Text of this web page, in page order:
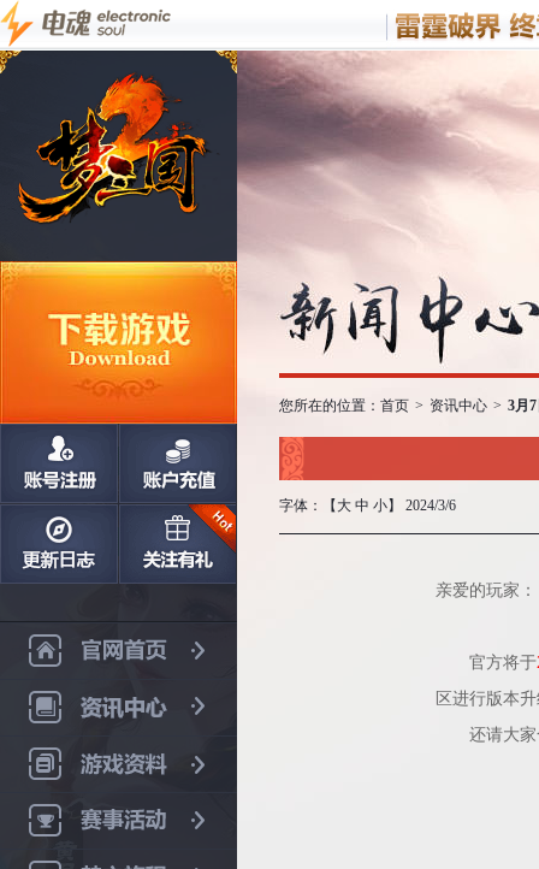
您所在的位置： 首页 > 资讯中心 > 3月
字体：【 大 中 小】 2024/3/6
亲爱的玩家：
官方将于
区进行版本
还请大家合